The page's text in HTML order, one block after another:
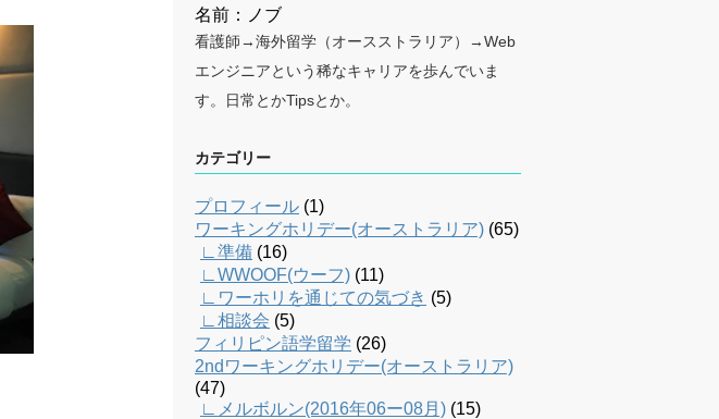
名前：ノブ
看護師→海外留学（オースストラリア）→Web
エンジニアという稀なキャリアを歩んでいま
す。日常とかTipsとか。
カテゴリー
プロフィール (1)
ワーキングホリデー(オーストラリア) (65)
∟準備 (16)
∟WWOOF(ウーフ) (11)
∟ワーホリを通じての気づき (5)
∟相談会 (5)
フィリピン語学留学 (26)
2ndワーキングホリデー(オーストラリア)
(47)
∟メルボルン(2016年06ー08月) (15)